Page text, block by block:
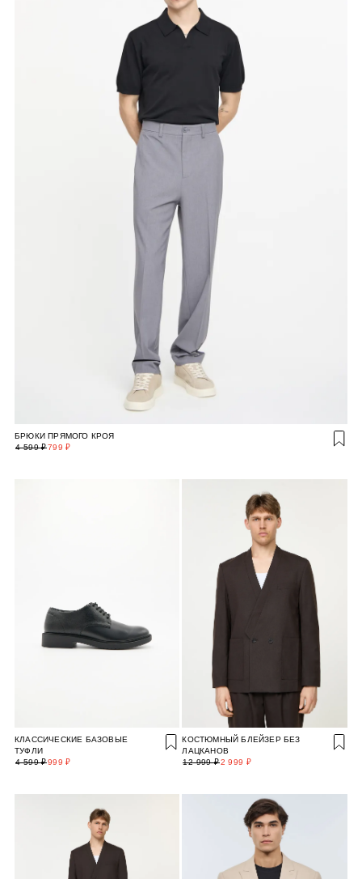
БРЮКИ ПРЯМОГО КРОЯ
799 ₽
4 599 ₽
КЛАССИЧЕСКИЕ БАЗОВЫЕ
ТУФЛИ
999 ₽
4 599 ₽
КОСТЮМНЫЙ БЛЕЙЗЕР БЕЗ
ЛАЦКАНОВ
2 999 ₽
12 999 ₽